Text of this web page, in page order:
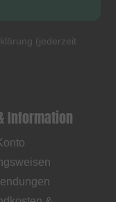
(jederzeit
Information